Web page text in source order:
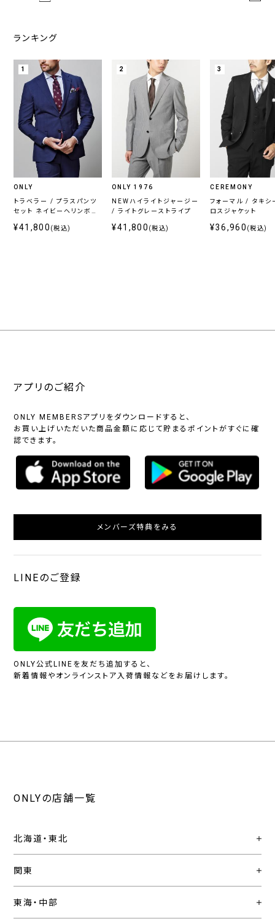
ランキング
1
ONLY
トラベラー / プラスパンツ
セット ネイビーヘリンボー
¥41,800 (税込)
2
ONLY 1976
NEWハイライトジャージー
/ ライトグレーストライプ
¥41,800 (税込)
3
CEREMONY
フォーマル / タキシ
ロスジャケット
¥36,960 (税込)
アプリのご紹介
ONLY MEMBERSアプリをダウンロードすると、
お買い上げいただいた商品金額に応じて貯まるポイントがすぐに確
認できます。
メンバーズ特典をみる
LINEのご登録
ONLY公式LINEを友だち追加すると、
新着情報やオンラインストア入荷情報などをお届けします。
ONLYの店舗一覧
北海道・東北
関東
東海・中部